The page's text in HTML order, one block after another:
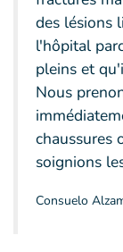
des lésions
l'hôpital
pleins et
Nous
chaussures
soignions
Consuelo